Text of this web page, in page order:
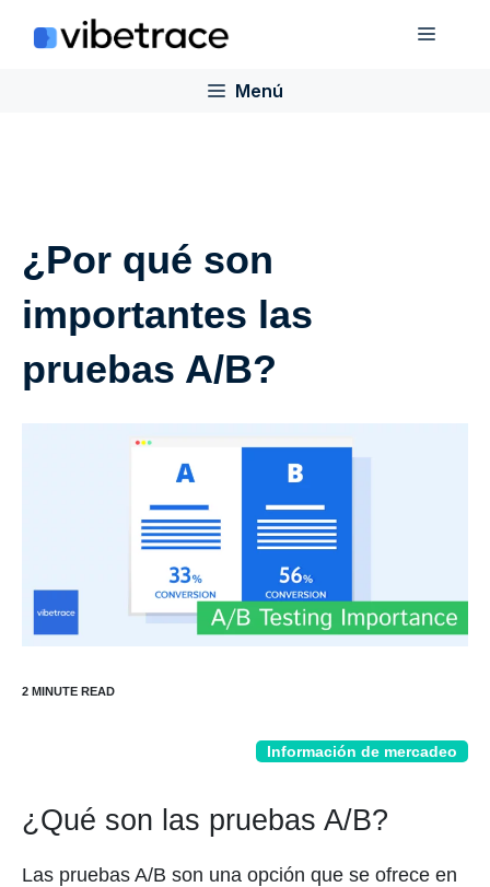
Menú
Menú
¿Por qué son
importantes las
pruebas A/B?
Información de mercadeo
¿Qué son las pruebas A/B?
Las pruebas A/B son una opción que se ofrece en